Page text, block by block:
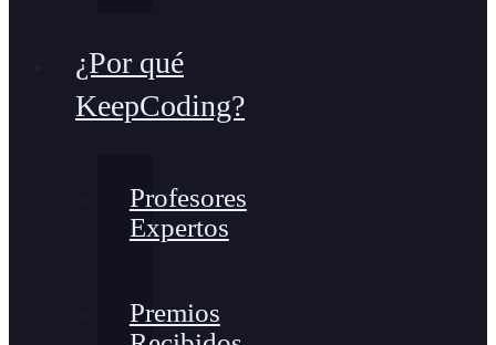
¿Por qué
KeepCoding?
Profesores
Expertos
Premios